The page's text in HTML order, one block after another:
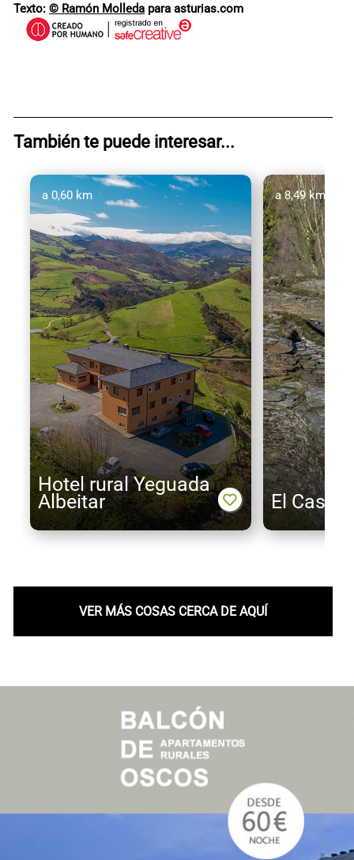
Texto: © Ramón Molleda para asturias.com
También te puede interesar...
Hotel rural Yeguada
Albeitar
a 0,60 km
El
a 8,49 km
VER MÁS COSAS CERCA DE AQUÍ